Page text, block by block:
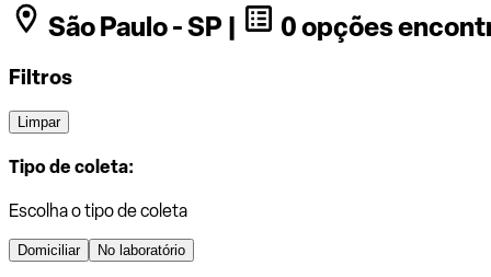
São Paulo - SP |
0 opções
Filtros
Limpar
Tipo de coleta:
Escolha o tipo de coleta
Domiciliar No laboratório